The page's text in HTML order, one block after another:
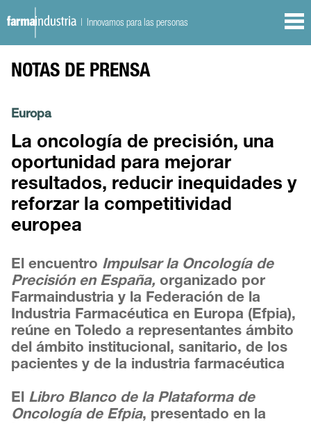
| Innovamos para las personas
NOTAS DE PRENSA
Europa
La oncología de precisión, una
oportunidad para mejorar
resultados, reducir inequidades y
reforzar la competitividad
europea
El encuentro Impulsar la Oncología de
Precisión en España,organizado por
Farmaindustria y la Federación de la
Industria Farmacéutica en Europa (Efpia),
reúne en Toledo a representantes ámbito
del ámbito institucional, sanitario, de los
pacientes y de la industria farmacéutica
El Libro Blanco de la Plataforma de
Oncología de Efpia, presentado en la